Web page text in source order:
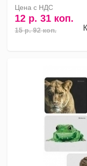
Цена с НДС
12 р. 31 коп.
15 р. 92 коп.